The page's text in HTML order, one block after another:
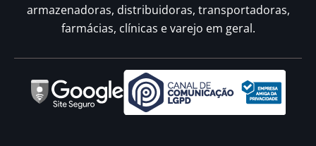
armazenadoras, distribuidoras, transportadoras,
farmácias, clínicas e varejo em geral.